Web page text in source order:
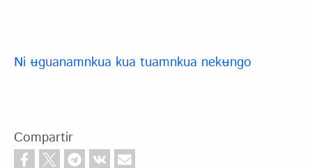
Ni ʉguanamnkua kua tuamnkua nekʉngo
Compartir